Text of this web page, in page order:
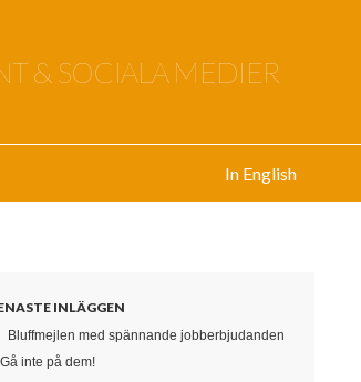
& SOCIALA MEDIER
In English
INLÄGGEN
Bluffmejlen med spännande jobberbjudanden
inte på dem!